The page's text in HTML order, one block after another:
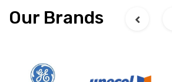
Our Brands